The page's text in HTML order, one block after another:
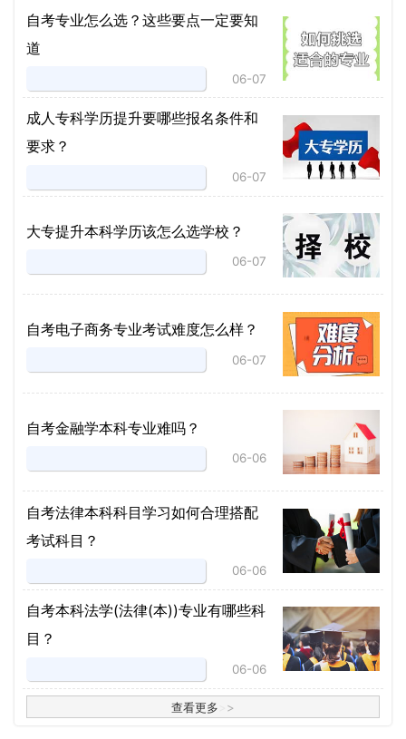
自考专业怎么选？这些要点一定要知
道
06-07
成人专科学历提升要哪些报名条件和
要求？
06-07
大专提升本科学历该怎么选学校？
06-07
自考电子商务专业考试难度怎么样？
06-07
自考金融学本科专业难吗？
06-06
自考法律本科科目学习如何合理搭配
考试科目？
06-06
​自考本科法学(法律(本))专业有哪些科
目？
06-06
查看更多 >